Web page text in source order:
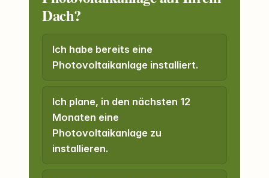
Dach?
Ich habe bereits eine
Photovoltaikanlage installiert.
Ich plane, in den nächsten 12
Monaten eine
Photovoltaikanlage zu
installieren.